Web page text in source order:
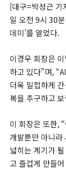
[대구=박성근 기
일 오전 9시 30
데미’를 열었다.
이경우 회장은
하고 있다”며,
더욱 밀접하게
복을 추구하고
이 회장은 또한,
개발뿐만 아니라
넓히는 계기가
고 즐겁게 만들